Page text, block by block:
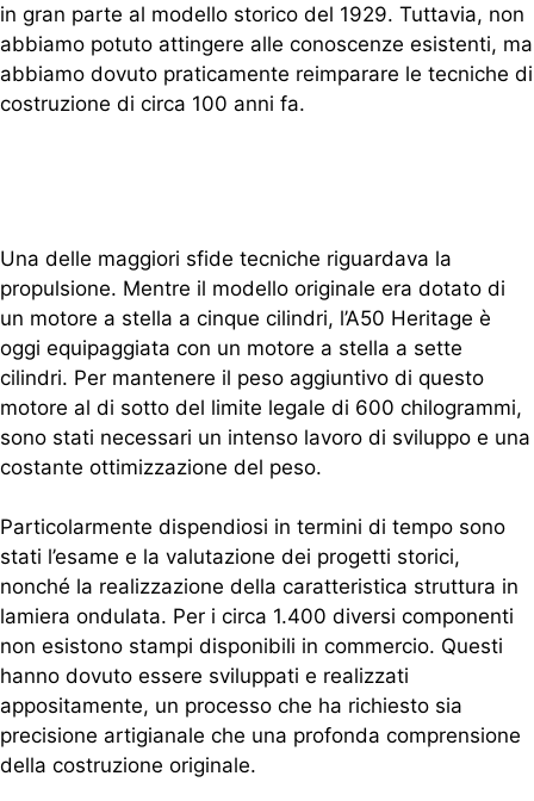
in gran parte al modello storico del 1929. Tuttavia, non
abbiamo potuto attingere alle conoscenze esistenti, ma
abbiamo dovuto praticamente reimparare le tecniche di
costruzione di circa 100 anni fa.
Una delle maggiori sfide tecniche riguardava la
propulsione. Mentre il modello originale era dotato di
un motore a stella a cinque cilindri, l’A50 Heritage è
oggi equipaggiata con un motore a stella a sette
cilindri. Per mantenere il peso aggiuntivo di questo
motore al di sotto del limite legale di 600 chilogrammi,
sono stati necessari un intenso lavoro di sviluppo e una
costante ottimizzazione del peso.
Particolarmente dispendiosi in termini di tempo sono
stati l’esame e la valutazione dei progetti storici,
nonché la realizzazione della caratteristica struttura in
lamiera ondulata. Per i circa 1.400 diversi componenti
non esistono stampi disponibili in commercio. Questi
hanno dovuto essere sviluppati e realizzati
appositamente, un processo che ha richiesto sia
precisione artigianale che una profonda comprensione
della costruzione originale.